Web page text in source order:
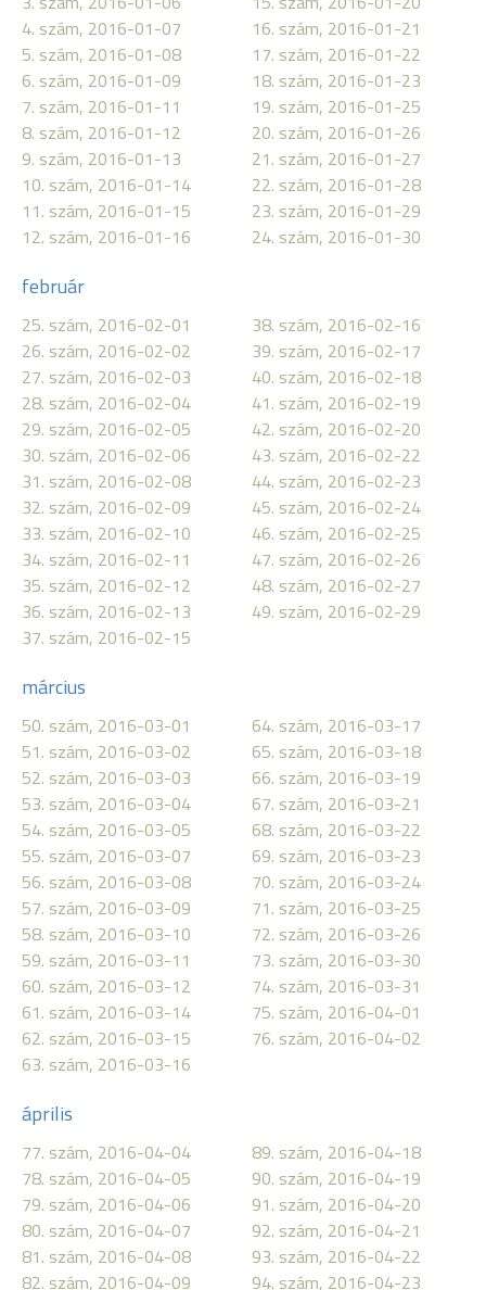
4. szám, 2016-01-07
5. szám, 2016-01-08
6. szám, 2016-01-09
7. szám, 2016-01-11
8. szám, 2016-01-12
9. szám, 2016-01-13
10. szám, 2016-01-14
11. szám, 2016-01-15
12. szám, 2016-01-16
16. szám, 2016-01-21
17. szám, 2016-01-22
18. szám, 2016-01-23
19. szám, 2016-01-25
20. szám, 2016-01-26
21. szám, 2016-01-27
22. szám, 2016-01-28
23. szám, 2016-01-29
24. szám, 2016-01-30
február
25. szám, 2016-02-01
26. szám, 2016-02-02
27. szám, 2016-02-03
28. szám, 2016-02-04
29. szám, 2016-02-05
30. szám, 2016-02-06
31. szám, 2016-02-08
32. szám, 2016-02-09
33. szám, 2016-02-10
34. szám, 2016-02-11
35. szám, 2016-02-12
36. szám, 2016-02-13
37. szám, 2016-02-15
38. szám, 2016-02-16
39. szám, 2016-02-17
40. szám, 2016-02-18
41. szám, 2016-02-19
42. szám, 2016-02-20
43. szám, 2016-02-22
44. szám, 2016-02-23
45. szám, 2016-02-24
46. szám, 2016-02-25
47. szám, 2016-02-26
48. szám, 2016-02-27
49. szám, 2016-02-29
március
50. szám, 2016-03-01
51. szám, 2016-03-02
52. szám, 2016-03-03
53. szám, 2016-03-04
54. szám, 2016-03-05
55. szám, 2016-03-07
56. szám, 2016-03-08
57. szám, 2016-03-09
58. szám, 2016-03-10
59. szám, 2016-03-11
60. szám, 2016-03-12
61. szám, 2016-03-14
62. szám, 2016-03-15
63. szám, 2016-03-16
64. szám, 2016-03-17
65. szám, 2016-03-18
66. szám, 2016-03-19
67. szám, 2016-03-21
68. szám, 2016-03-22
69. szám, 2016-03-23
70. szám, 2016-03-24
71. szám, 2016-03-25
72. szám, 2016-03-26
73. szám, 2016-03-30
74. szám, 2016-03-31
75. szám, 2016-04-01
76. szám, 2016-04-02
április
77. szám, 2016-04-04
78. szám, 2016-04-05
79. szám, 2016-04-06
80. szám, 2016-04-07
81. szám, 2016-04-08
82. szám, 2016-04-09
89. szám, 2016-04-18
90. szám, 2016-04-19
91. szám, 2016-04-20
92. szám, 2016-04-21
93. szám, 2016-04-22
94. szám, 2016-04-23